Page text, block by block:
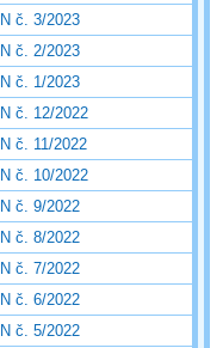
č. 3/2023
č. 2/2023
č. 1/2023
č. 12/2022
č. 11/2022
č. 10/2022
č. 9/2022
č. 8/2022
č. 7/2022
č. 6/2022
č. 5/2022